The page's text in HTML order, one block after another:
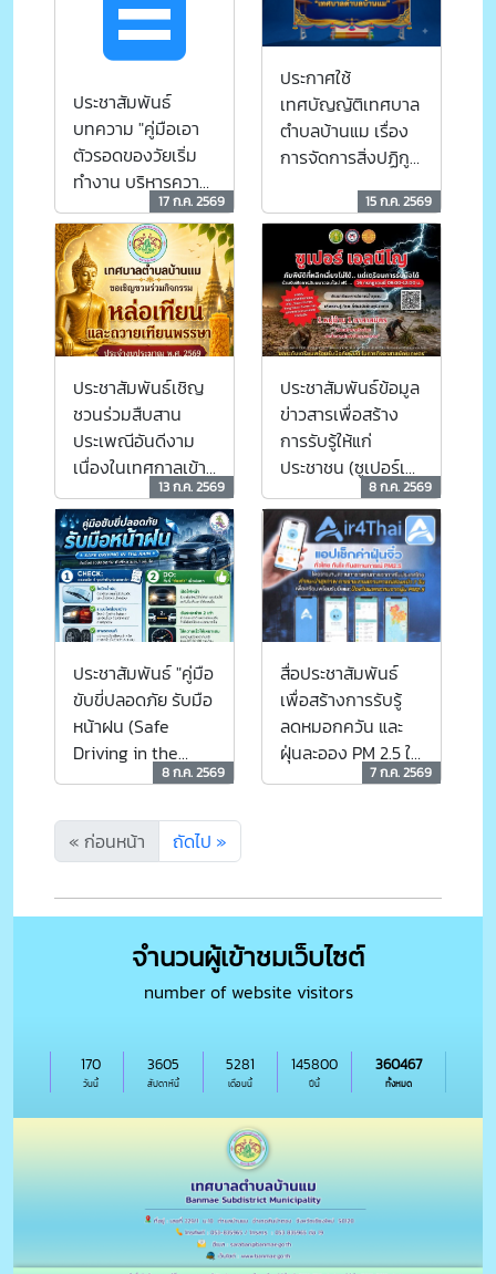
ประชาสัมพันธ์
บทความ "คู่มือเอา
ตัวรอดของวัยเริ่ม
ทำงาน บริหารความ
เสี่ยงแบบมืออาชีพ
รู้ทันกลลวง ของ
อาชญากรทาง
ไซเบอร์"
17 ก.ค. 2569
ประกาศใช้
เทศบัญญัติเทศบาล
ตำบลบ้านแม เรื่อง
การจัดการสิ่งปฏิกูล
พ.ศ.2569
15 ก.ค. 2569
ประชาสัมพันธ์เชิญ
ชวนร่วมสืบสาน
ประเพณีอันดีงาม
เนื่องในเทศกาลเข้า
พรรษา
13 ก.ค. 2569
ประชาสัมพันธ์ข้อมูล
ข่าวสารเพื่อสร้าง
การรับรู้ให้แก่
ประชาชน (ซูเปอร์เอ
ลนีโญ... ภัยพิบัติที่
หลีกเลี่ยงไม่ได้ แต่
เราสามารถเตรียม
พร้อมรับมือได้)
8 ก.ค. 2569
ประชาสัมพันธ์ "คู่มือ
ขับขี่ปลอดภัย รับมือ
หน้าฝน (Safe
Driving in the
Rain)"
8 ก.ค. 2569
สื่อประชาสัมพันธ์
เพื่อสร้างการรับรู้
ลดหมอกควัน และ
ฝุ่นละออง PM 2.5 ใน
พื้นที่ที่เกิดวิกฤต7 ก.ค. 2569
« ก่อนหน้า ถัดไป »
จำนวนผู้เข้าชมเว็บไซต์
number of website visitors
วันนี้
170
สัปดาห์นี้
3605
เดือนนี้
5281
ปีนี้
145800
ทั้งหมด
360467